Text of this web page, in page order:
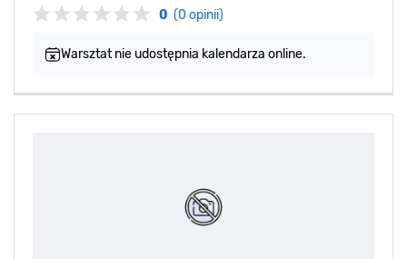
0 (0 opinii)
Warsztat nie udostępnia kalendarza online.